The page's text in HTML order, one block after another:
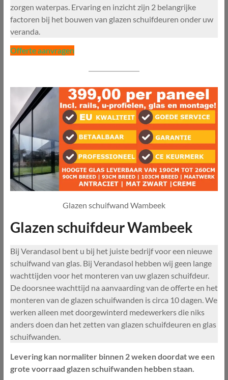
zorgen waterpas. Ervaring en inzicht zijn 2 belangrijke
factoren bij het bouwen van glazen schuifdeuren onder uw
veranda.
Offerte aanvragen
Glazen schuifwand Wambeek
Glazen schuifdeur Wambeek
Bij Verandasol bent u bij het juiste bedrijf voor een nieuwe
schuifwand van glas. Bij Verandasol hebben wij geen lange
wachttijden voor het monteren van uw glazen schuifdeur.
De doorsnee wachttijd na aanvaarding van de offerte en het
monteren van de glazen schuifwanden is circa 10 dagen. We
werken alleen met doorgewinterd medewerkers die niks
anders doen dan het zetten van glazen schuifdeuren en glas
schuifwanden.
Levering kan normaliter binnen 2 weken doordat we een
grote voorraad glazen schuifwanden hebben staan.